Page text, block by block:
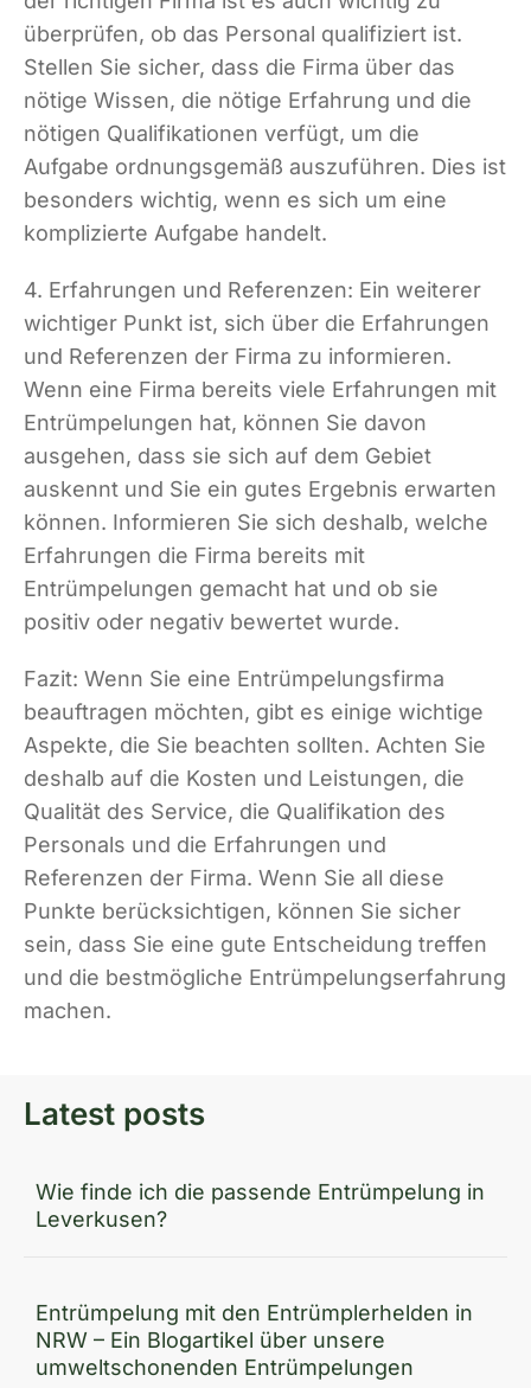
überprüfen, ob das Personal qualifiziert ist.
Stellen Sie sicher, dass die Firma über das
nötige Wissen, die nötige Erfahrung und die
nötigen Qualifikationen verfügt, um die
Aufgabe ordnungsgemäß auszuführen. Dies ist
besonders wichtig, wenn es sich um eine
komplizierte Aufgabe handelt.
4. Erfahrungen und Referenzen: Ein weiterer
wichtiger Punkt ist, sich über die Erfahrungen
und Referenzen der Firma zu informieren.
Wenn eine Firma bereits viele Erfahrungen mit
Entrümpelungen hat, können Sie davon
ausgehen, dass sie sich auf dem Gebiet
auskennt und Sie ein gutes Ergebnis erwarten
können. Informieren Sie sich deshalb, welche
Erfahrungen die Firma bereits mit
Entrümpelungen gemacht hat und ob sie
positiv oder negativ bewertet wurde.
Fazit: Wenn Sie eine Entrümpelungsfirma
beauftragen möchten, gibt es einige wichtige
Aspekte, die Sie beachten sollten. Achten Sie
deshalb auf die Kosten und Leistungen, die
Qualität des Service, die Qualifikation des
Personals und die Erfahrungen und
Referenzen der Firma. Wenn Sie all diese
Punkte berücksichtigen, können Sie sicher
sein, dass Sie eine gute Entscheidung treffen
und die bestmögliche Entrümpelungserfahrung
machen.
Latest posts
Wie finde ich die passende Entrümpelung in
Leverkusen?
Entrümpelung mit den Entrümplerhelden in
NRW – Ein Blogartikel über unsere
umweltschonenden Entrümpelungen